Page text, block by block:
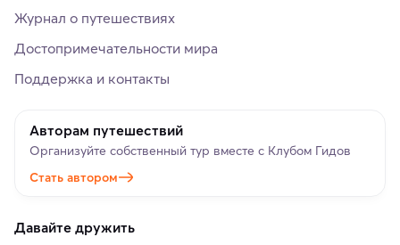
Журнал о путешествиях
Достопримечательности мира
Поддержка и контакты
Авторам путешествий
Организуйте собственный тур вместе с Клубом Гидов
Стать автором
Давайте дружить